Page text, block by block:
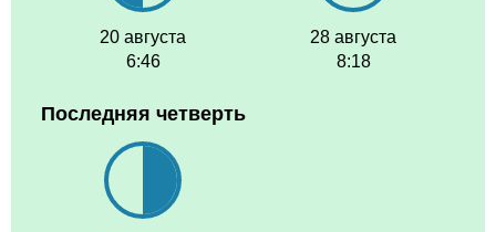
20 августа
6:46
28 августа
8:18
Последняя четверть